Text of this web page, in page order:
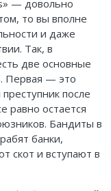
— довольно
то вы вполне
и даже
Так, в
две основные
Первая — это
после
равно остается
Бандиты в
банки,
скот и вступают в